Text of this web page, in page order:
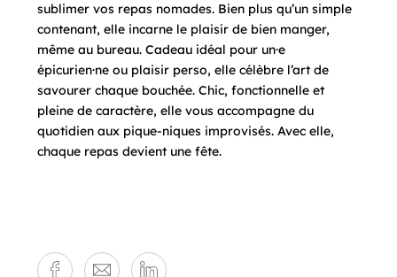
sublimer vos repas nomades. Bien plus qu’un simple
contenant, elle incarne le plaisir de bien manger,
même au bureau. Cadeau idéal pour un·e
épicurien·ne ou plaisir perso, elle célèbre l’art de
savourer chaque bouchée. Chic, fonctionnelle et
pleine de caractère, elle vous accompagne du
quotidien aux pique-niques improvisés. Avec elle,
chaque repas devient une fête.